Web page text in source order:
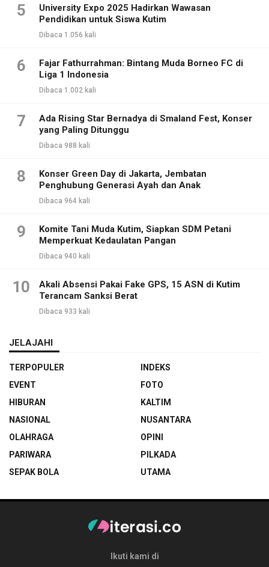
5
University Expo 2025 Hadirkan Wawasan
Pendidikan untuk Siswa Kutim
Dibaca 1.056 kali
6
Fajar Fathurrahman: Bintang Muda Borneo FC di
Liga 1 Indonesia
Dibaca 1.002 kali
7
Ada Rising Star Bernadya di Smaland Fest, Konser
yang Paling Ditunggu
Dibaca 988 kali
8
Konser Green Day di Jakarta, Jembatan
Penghubung Generasi Ayah dan Anak
Dibaca 964 kali
9
Komite Tani Muda Kutim, Siapkan SDM Petani
Memperkuat Kedaulatan Pangan
Dibaca 940 kali
10
Akali Absensi Pakai Fake GPS, 15 ASN di Kutim
Terancam Sanksi Berat
Dibaca 933 kali
JELAJAHI
TERPOPULER
INDEKS
EVENT
FOTO
HIBURAN
KALTIM
NASIONAL
NUSANTARA
OLAHRAGA
OPINI
PARIWARA
PILKADA
SEPAK BOLA
UTAMA
Ikuti kami di